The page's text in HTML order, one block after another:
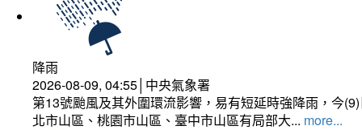
降雨
2026-08-09, 04:55│中央氣象署
第13號颱風及其外圍環流影響，易有短延時強降雨，今
北市山區、桃園市山區、臺中市山區有局部大... more...